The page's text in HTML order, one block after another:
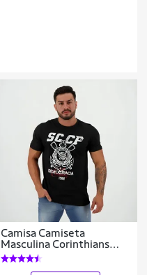
Camisa Camiseta
Masculina Corinthians
SCCP Democracia
Corinthiana Oficial